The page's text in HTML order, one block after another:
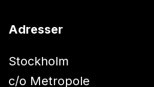
Adresser
Stockholm
c/o Metropole